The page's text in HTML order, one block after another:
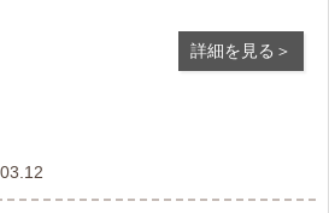
詳細を見る＞